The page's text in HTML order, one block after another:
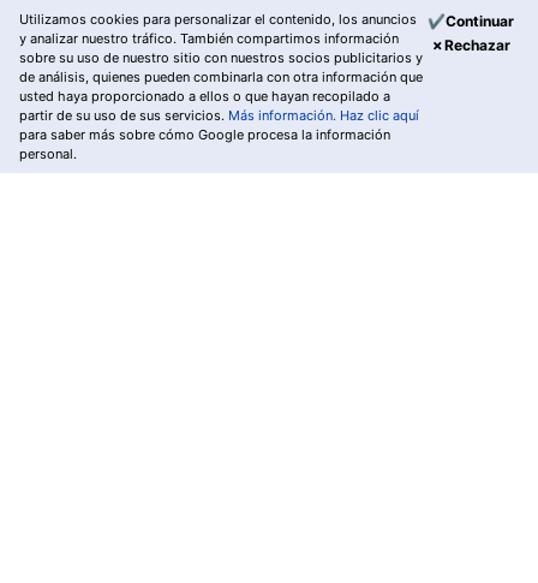
Utilizamos cookies para personalizar el contenido, los anuncios
y analizar nuestro tráfico. También compartimos información
sobre su uso de nuestro sitio con nuestros socios publicitarios y
de análisis, quienes pueden combinarla con otra información que
usted haya proporcionado a ellos o que hayan recopilado a
partir de su uso de sus servicios. Más información. Haz clic aquí
para saber más sobre cómo Google procesa la información
personal.
✔Continuar
✗Rechazar